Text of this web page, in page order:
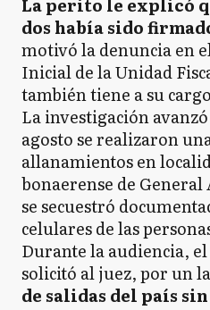
La perito le explicó
dos había sido
motivó la denuncia en
Inicial de la Unidad
también tiene a su
La investigación avanzó
agosto se realizaron
allanamientos en
bonaerense de
se secuestró
celulares de las
Durante la audiencia,
solicitó al juez, por un
de salidas del país